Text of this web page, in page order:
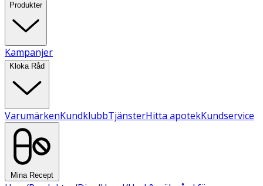
Produkter
Kampanjer
Kloka Råd
VarumärkenKundklubbTjänsterHitta apotekKundservice
Mina Recept